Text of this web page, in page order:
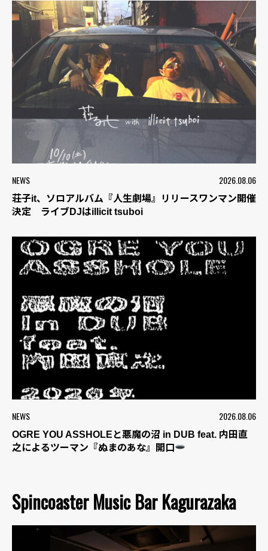
NEWS 2026.08.06
荘子it、ソロアルバム『人生劇場』リリースワンマン開催
決定 ライブDJはillicit tsuboi
NEWS 2026.08.06
OGRE YOU ASSHOLEと悪魔の沼 in DUB feat. 内田直
之によるツーマン『ぬまのあな』開口
Spincoaster Music Bar Kagurazaka